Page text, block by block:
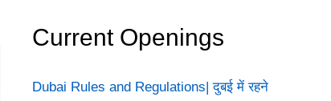
Current Openings
Dubai Rules and Regulations| दुबई में रहने